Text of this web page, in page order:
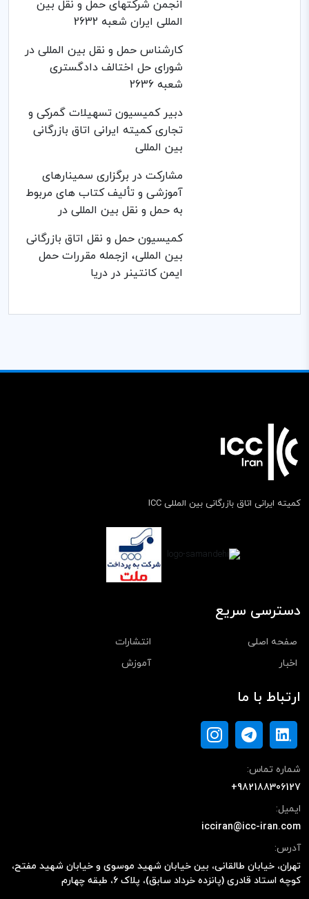
انجمن شرکتهای حمل و نقل بین
المللی ایران شعبه 2632
کارشناس حمل و نقل بین المللی در
شورای حل اختالف دادگستری
شعبه 2636
دبیر کمیسیون تسهیلات گمرکی و
تجاری کمیته ایرانی اتاق بازرگانی
بین المللی
مشارکت در برگزاری سمینارهای
آموزشی و تألیف کتاب های مربوط
به حمل و نقل بین المللی در
کمیسیون حمل و نقل اتاق بازرگانی
بین المللی، ازجمله مقررات حمل
ایمن کانتینر در دریا
کمیته ایرانی اتاق بازرگانی بین المللی ICC
دسترسی سریع
صفحه اصلی
انتشارات
اخبار
آموزش
ارتباط با ما
شماره تماس:
+982188306127
ایمیل:
icciran@icc-iran.com
آدرس:
تهران، خیابان طالقانی، بین خیابان شهید موسوی و خیابان شهید مفتح،
کوچه استاد قادری (پانزده خرداد سابق)، پلاک ۶، طبقه چهارم